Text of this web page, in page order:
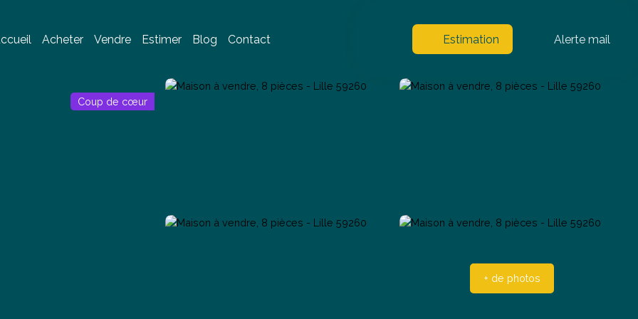
Acheter Vendre Estimer Blog Contact Estimation Alerte mail
Coup de cœur
+ de photos